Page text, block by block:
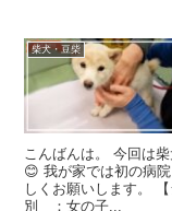
柴犬・豆柴
こんばんは。 今回は
😊 我が家では初の病
しくお願いします。
別 ：女の子...